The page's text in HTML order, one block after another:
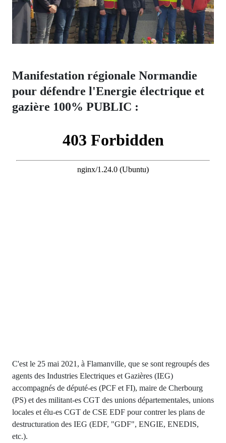
Manifestation régionale Normandie
pour défendre l'Energie électrique et
gazière 100% PUBLIC :
C'est le 25 mai 2021, à Flamanville, que se sont regroupés des
agents des Industries Electriques et Gazières (IEG)
accompagnés de député-es (PCF et FI), maire de Cherbourg
(PS) et des militant-es CGT des unions départementales, unions
locales et élu-es CGT de CSE EDF pour contrer les plans de
destructuration des IEG (EDF, "GDF", ENGIE, ENEDIS,
etc.).